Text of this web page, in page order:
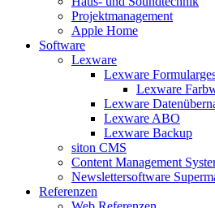
Projektmanagement
Apple Home
Software
Lexware
Lexware
Lexware
Lexware
Lexware ABO
Lexware Backup
siton CMS
Content Management
Newslettersoftware
Referenzen